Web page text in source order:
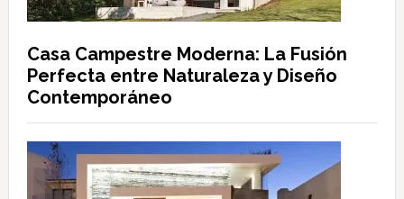
Casa Campestre Moderna: La Fusión
Perfecta entre Naturaleza y Diseño
Contemporáneo